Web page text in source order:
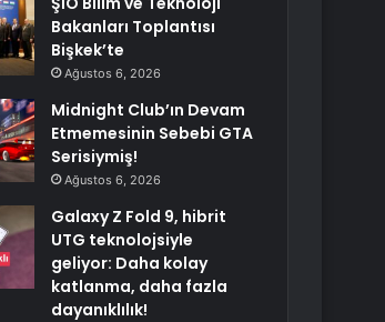
Bakanları Toplantısı
Bişkek’te
Ağustos 6, 2026
Midnight Club’ın Devam
Etmemesinin Sebebi GTA
Serisiymiş!
Ağustos 6, 2026
Galaxy Z Fold 9, hibrit
UTG teknolojsiyle
geliyor: Daha kolay
katlanma, daha fazla
dayanıklılık!